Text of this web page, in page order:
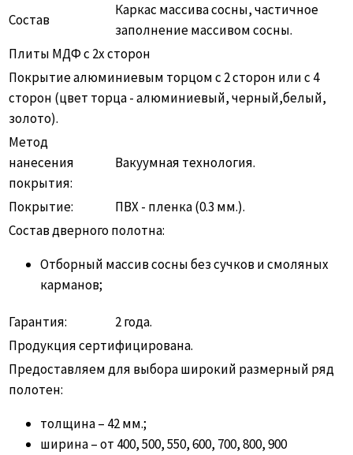
Состав
Каркас массива сосны, частичное
заполнение массивом сосны.
Плиты МДФ с 2х сторон
Покрытие алюминиевым торцом с 2 сторон или с 4
сторон (цвет торца - алюминиевый, черный,белый,
золото).
Метод
нанесения
покрытия:
Вакуумная технология.
Покрытие:
ПВХ - пленка (0.3 мм.).
Состав дверного полотна:
Отборный массив сосны без сучков и смоляных
карманов;
Гарантия:
2 года.
Продукция сертифицирована.
Предоставляем для выбора широкий размерный ряд
полотен:
толщина – 42 мм.;
ширина – от 400, 500, 550, 600, 700, 800, 900